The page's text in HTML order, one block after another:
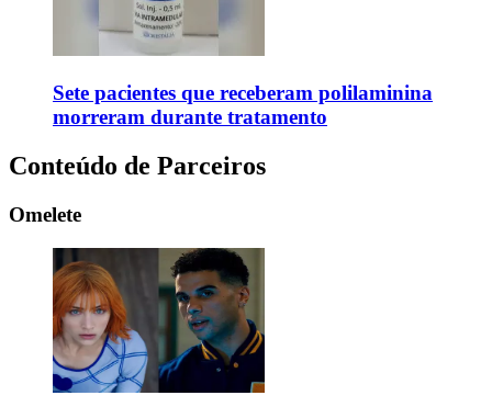
Sete pacientes que receberam polilaminina
morreram durante tratamento
Conteúdo de Parceiros
Omelete